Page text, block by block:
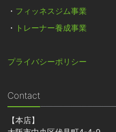
・ フィッネスジム事業
・ トレーナー養成事業
プライバシーポリシー
Contact
【本店】